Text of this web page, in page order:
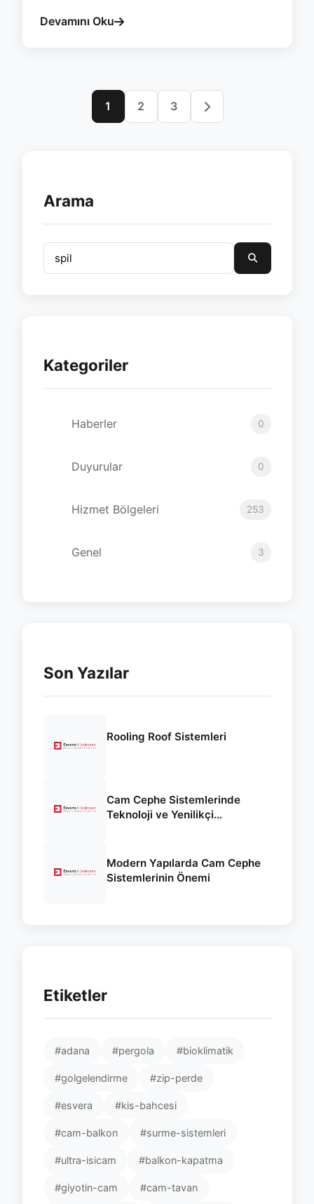
Devamını Oku
1 2 3
Arama
Kategoriler
Haberler 0
Duyurular 0
Hizmet Bölgeleri 253
Genel 3
Son Yazılar
Rooling Roof Sistemleri
Cam Cephe Sistemlerinde
Teknoloji ve Yenilikçi
Modern Yapılarda Cam Cephe
Sistemlerinin Önemi
Etiketler
#adana #pergola #bioklimatik
#golgelendirme #zip-perde
#esvera #kis-bahcesi
#cam-balkon #surme-sistemleri
#ultra-isicam #balkon-kapatma
#giyotin-cam #cam-tavan